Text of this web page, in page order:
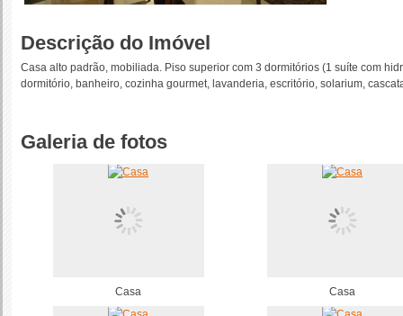
Descrição do Imóvel
Casa alto padrão, mobiliada. Piso superior com 3 dormitórios (1 suíte com
dormitório, banheiro, cozinha gourmet, lavanderia, escritório, solarium,
Galeria de fotos
Casa Casa